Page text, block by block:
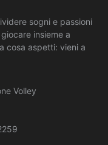
sogni e passioni
insieme a
cosa aspetti: vieni a
Volley